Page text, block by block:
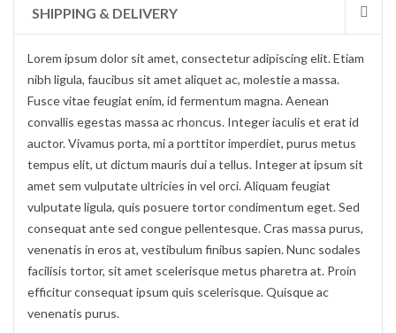
SHIPPING & DELIVERY
Lorem ipsum dolor sit amet, consectetur adipiscing elit. Etiam
nibh ligula, faucibus sit amet aliquet ac, molestie a massa.
Fusce vitae feugiat enim, id fermentum magna. Aenean
convallis egestas massa ac rhoncus. Integer iaculis et erat id
auctor. Vivamus porta, mi a porttitor imperdiet, purus metus
tempus elit, ut dictum mauris dui a tellus. Integer at ipsum sit
amet sem vulputate ultricies in vel orci. Aliquam feugiat
vulputate ligula, quis posuere tortor condimentum eget. Sed
consequat ante sed congue pellentesque. Cras massa purus,
venenatis in eros at, vestibulum finibus sapien. Nunc sodales
facilisis tortor, sit amet scelerisque metus pharetra at. Proin
efficitur consequat ipsum quis scelerisque. Quisque ac
venenatis purus.